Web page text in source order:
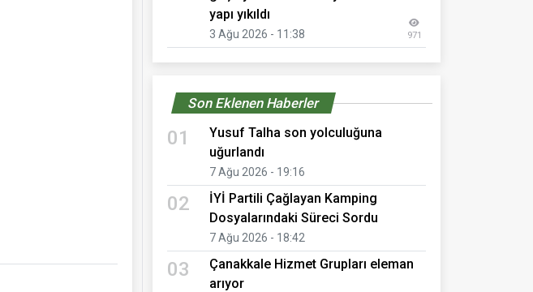
yapı yıkıldı
3 Ağu 2026 - 11:38 971
Son Eklenen Haberler
01
Yusuf Talha son yolculuğuna
uğurlandı
7 Ağu 2026 - 19:16
02
İYİ Partili Çağlayan Kamping
Dosyalarındaki Süreci Sordu
7 Ağu 2026 - 18:42
03
Çanakkale Hizmet Grupları eleman
arıyor